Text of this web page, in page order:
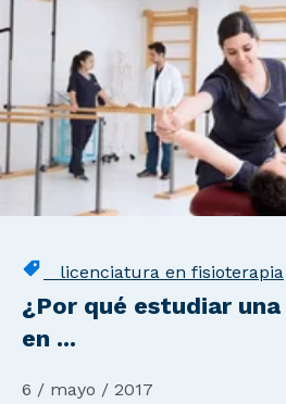
licenciatura en fisioterapia
¿Por qué estudiar
en ...
6 / mayo / 2017